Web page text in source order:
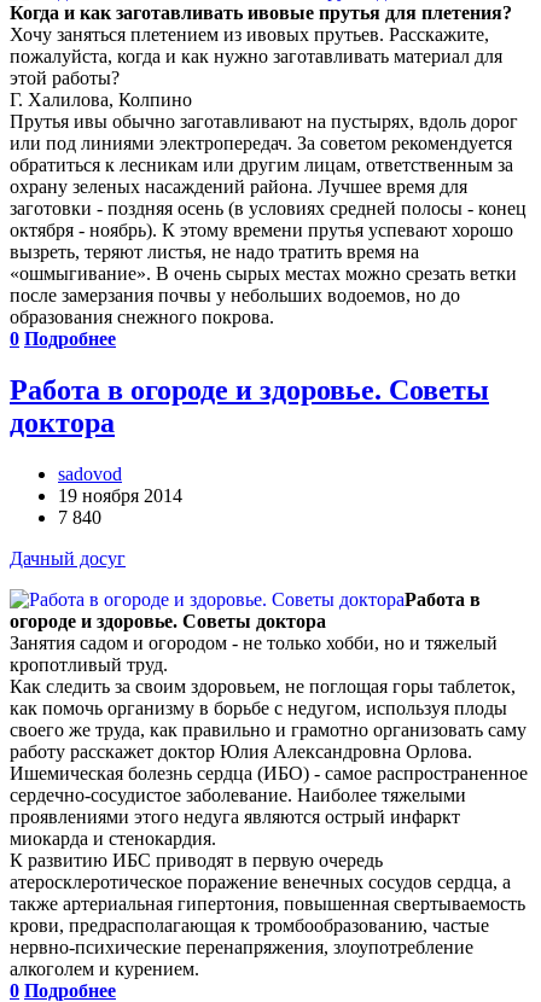
Когда и как заготавливать ивовые прутья для плетения?
Хочу заняться плетением из ивовых прутьев. Расскажите,
пожалуйста, когда и как нужно заготавливать материал для
этой работы?
Г. Халилова, Колпино
Прутья ивы обычно заготавливают на пустырях, вдоль дорог
или под линиями электропередач. За советом рекомендуется
обратиться к лесникам или другим лицам, ответственным за
охрану зеленых насаждений района. Лучшее время для
заготовки - поздняя осень (в условиях средней полосы - конец
октября - ноябрь). К этому времени прутья успевают хорошо
вызреть, теряют листья, не надо тратить время на
«ошмыгивание». В очень сырых местах можно срезать ветки
после замерзания почвы у небольших водоемов, но до
образования снежного покрова.
0 Подробнее
Работа в огороде и здоровье. Советы
доктора
sadovod
19 ноября 2014
7 840
Дачный досуг
Работа в
огороде и здоровье. Советы доктора
Занятия садом и огородом - не только хобби, но и тяжелый
кропотливый труд.
Как следить за своим здоровьем, не поглощая горы таблеток,
как помочь организму в борьбе с недугом, используя плоды
своего же труда, как правильно и грамотно организовать саму
работу расскажет доктор Юлия Александровна Орлова.
Ишемическая болезнь сердца (ИБО) - самое распространенное
сердечно-сосудистое заболевание. Наиболее тяжелыми
проявлениями этого недуга являются острый инфаркт
миокарда и стенокардия.
К развитию ИБС приводят в первую очередь
атеросклеротическое поражение венечных сосудов сердца, а
также артериальная гипертония, повышенная свертываемость
крови, предрасполагающая к тромбообразованию, частые
нервно-психические перенапряжения, злоупотребление
алкоголем и курением.
0 Подробнее